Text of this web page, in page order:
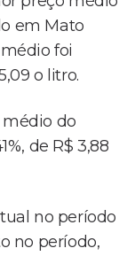
em Mato
foi
o litro.
médio do
de R$ 3,88
no período
no período,